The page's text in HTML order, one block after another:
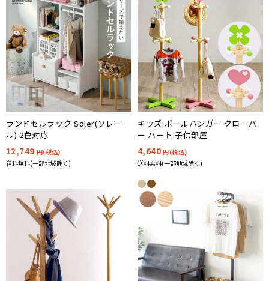
ランドセルラック Soler(ソレー
ル) 2色対応
12,749 円(税込)
送料無料(一部地域除く)
キッズ ポールハンガー クローバ
ー ハート 子供部屋
4,640円(税込)
送料無料(一部地域除く)